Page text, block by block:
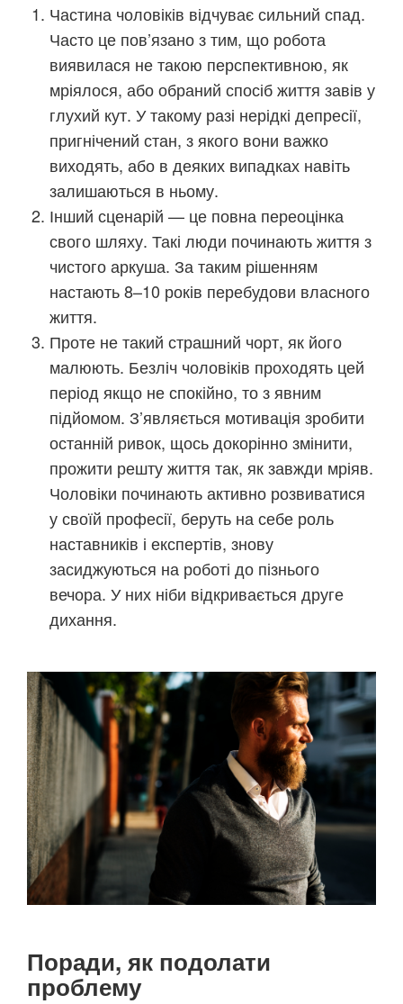
Частина чоловіків відчуває сильний спад.
Часто це пов’язано з тим, що робота
виявилася не такою перспективною, як
мріялося, або обраний спосіб життя завів у
глухий кут. У такому разі нерідкі депресії,
пригнічений стан, з якого вони важко
виходять, або в деяких випадках навіть
залишаються в ньому.
Інший сценарій — це повна переоцінка
свого шляху. Такі люди починають життя з
чистого аркуша. За таким рішенням
настають 8–10 років перебудови власного
життя.
Проте не такий страшний чорт, як його
малюють. Безліч чоловіків проходять цей
період якщо не спокійно, то з явним
підйомом. З’являється мотивація зробити
останній ривок, щось докорінно змінити,
прожити решту життя так, як завжди мріяв.
Чоловіки починають активно розвиватися
у своїй професії, беруть на себе роль
наставників і експертів, знову
засиджуються на роботі до пізнього
вечора. У них ніби відкривається друге
дихання.
Поради, як подолати
проблему